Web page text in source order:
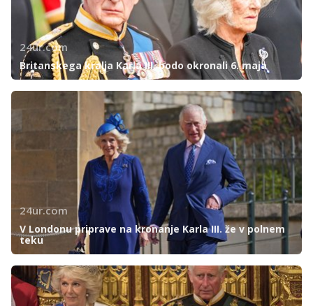
24ur.com
Britanskega kralja Karla III. bodo okronali 6. maja
24ur.com
V Londonu priprave na kronanje Karla III. že v polnem
teku